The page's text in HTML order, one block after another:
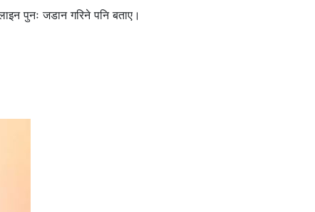
पुनः जडान गरिने पनि बताए।